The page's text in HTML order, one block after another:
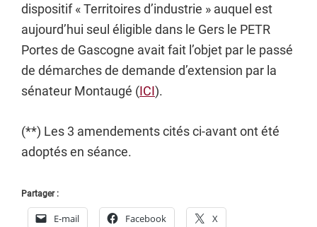
dispositif « Territoires d’industrie » auquel est
aujourd’hui seul éligible dans le Gers le PETR
Portes de Gascogne avait fait l’objet par le passé
de démarches de demande d’extension par la
sénateur Montaugé (ICI).
(**) Les 3 amendements cités ci-avant ont été
adoptés en séance.
Partager :
E-mail Facebook X